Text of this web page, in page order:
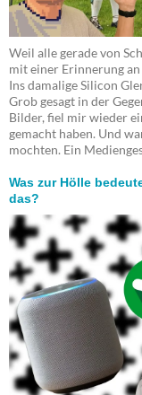
Weil alle gerade von
mit einer Erinnerung
Ins damalige Silicon
Grob gesagt in der
Bilder, fiel mir wieder
gemacht haben. Und
mochten. Ein
Was zur Hölle
das?